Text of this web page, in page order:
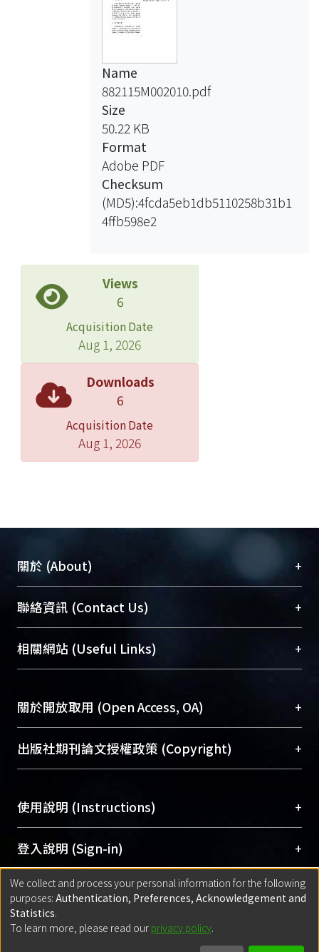
Name
882115M002010.pdf
Size
50.22 KB
Format
Adobe PDF
Checksum
(MD5):4fcda5eb1db5110258b31b1
4ffb598e2
Views
6
Acquisition Date
Aug 1, 2026
Downloads
6
Acquisition Date
Aug 1, 2026
關於 (About) +
臺大位居世界頂尖大學之列，為永久珍藏及向國際
展現本校豐碩的研究成果及學術能量，圖書館整合
機構典藏（NTUR）與學術庫（AH）不同功能平
台，成為臺大學術典藏NTU scholars。期能整合研
成果。
To permanently archive and promote researcher
profiles and scholarly works, Library integrates the
services of “NTU Repository” with “Academic
聯絡資訊 (Contact Us) +
總館學科館員(Main Library)
醫學圖書館學科館員(Medical Library)
Sciences Library)
相關網站 (Useful Links) +
關於開放取用 (Open Access, OA) +
開放取用是從使用者角度提升資訊取用性的社會運
動，應用在學術研究上是透過將研究著作公開供使
用逐年攀升。同時可加速研究發展、提升研究影響
Archive）平台。 （點選深入了解OA）
出版社期刊論文授權政策 (Copyright) +
含部分內容的版權非匯入者所有，或由第三方贊
助與合作完成，請確認該版權所有者及第三方同
意提供此授權。
Please represent that the submission is your
original work, and that you have the right to
grant the rights to upload.
若欲上傳已出版的全文電子檔，可使用
網站查詢，以確認出版單位之版權
使用說明 (Instructions) +
網站簡介(Quickstart Guide)
使用手冊(Instruction Manual)
線上預約服務(Booking Service)
登入說明 (Sign-in) +
方案一：臺灣大學計算機中心帳號登入
(With C&INC Email Account)
方案二：ORCID帳號登入(With ORCID)
匯入著作 (Submission) +
方案一：定期更新ORCID者，以ID匯入
We collect and process your personal information for the following
purposes: Authentication, Preferences, Acknowledgement and
Statistics.
To learn more, please read our privacy policy.